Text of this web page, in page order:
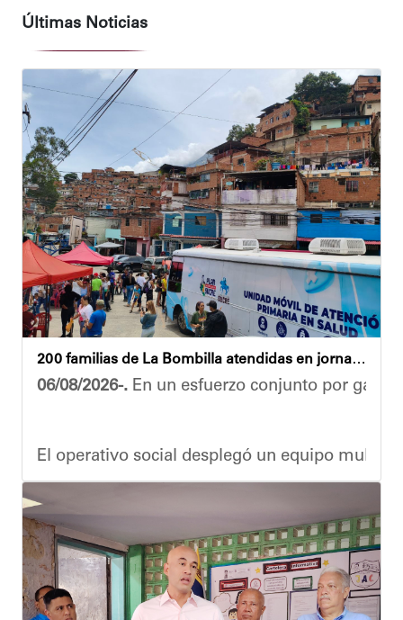
Últimas Noticias
200 familias de La Bombilla atendidas en jornada integral
06/08/2026-. En un esfuerzo conjunto por
El operativo social desplegó un equipo
Durante la actividad, los asistentes contaron
Eudicis Viva, habitante de la comunidad y